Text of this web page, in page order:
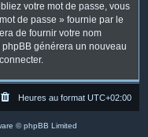
votre mot de passe, vous
de passe » fournie par le
de fournir votre nom
générera un nouveau
Heures au format UTC+02:00
© phpBB Limited